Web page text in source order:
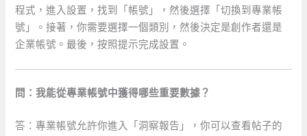
程式，進入設置，找到「帳號」，然後選擇「切換到專業帳
號」。接著，你需要選擇一個類別，然後決定是創作者還是
企業帳號。最後，按照提示完成設置。
問：我能從專業帳號中獲得哪些重要數據？
答：專業帳號允許你進入「洞察報告」，你可以查看帖子的